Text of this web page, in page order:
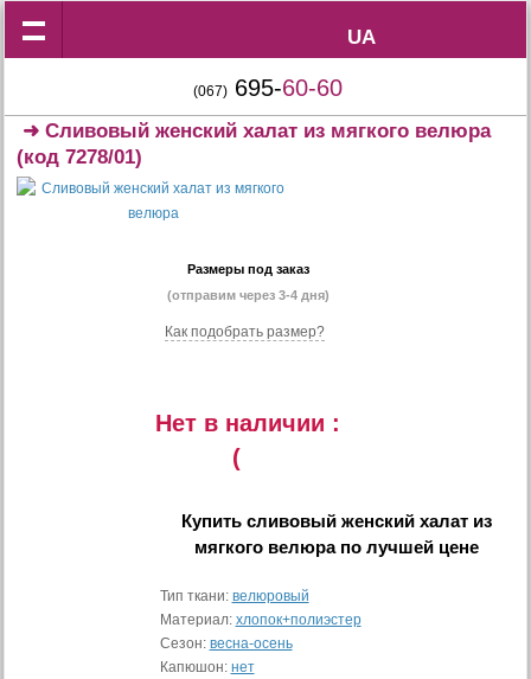
UA
UA
(067) 695-60-60
➜Сливовый женский халат из мягкого велюра
(код 7278/01)
Размеры под заказ
(отправим через 3-4 дня)
Как подобрать размер?
Нет в наличии :
(
Купить сливовый женский халат из
мягкого велюрапо лучшей цене
Тип ткани: велюровый
Материал: хлопок+полиэстер
Сезон: весна-осень
Капюшон: нет